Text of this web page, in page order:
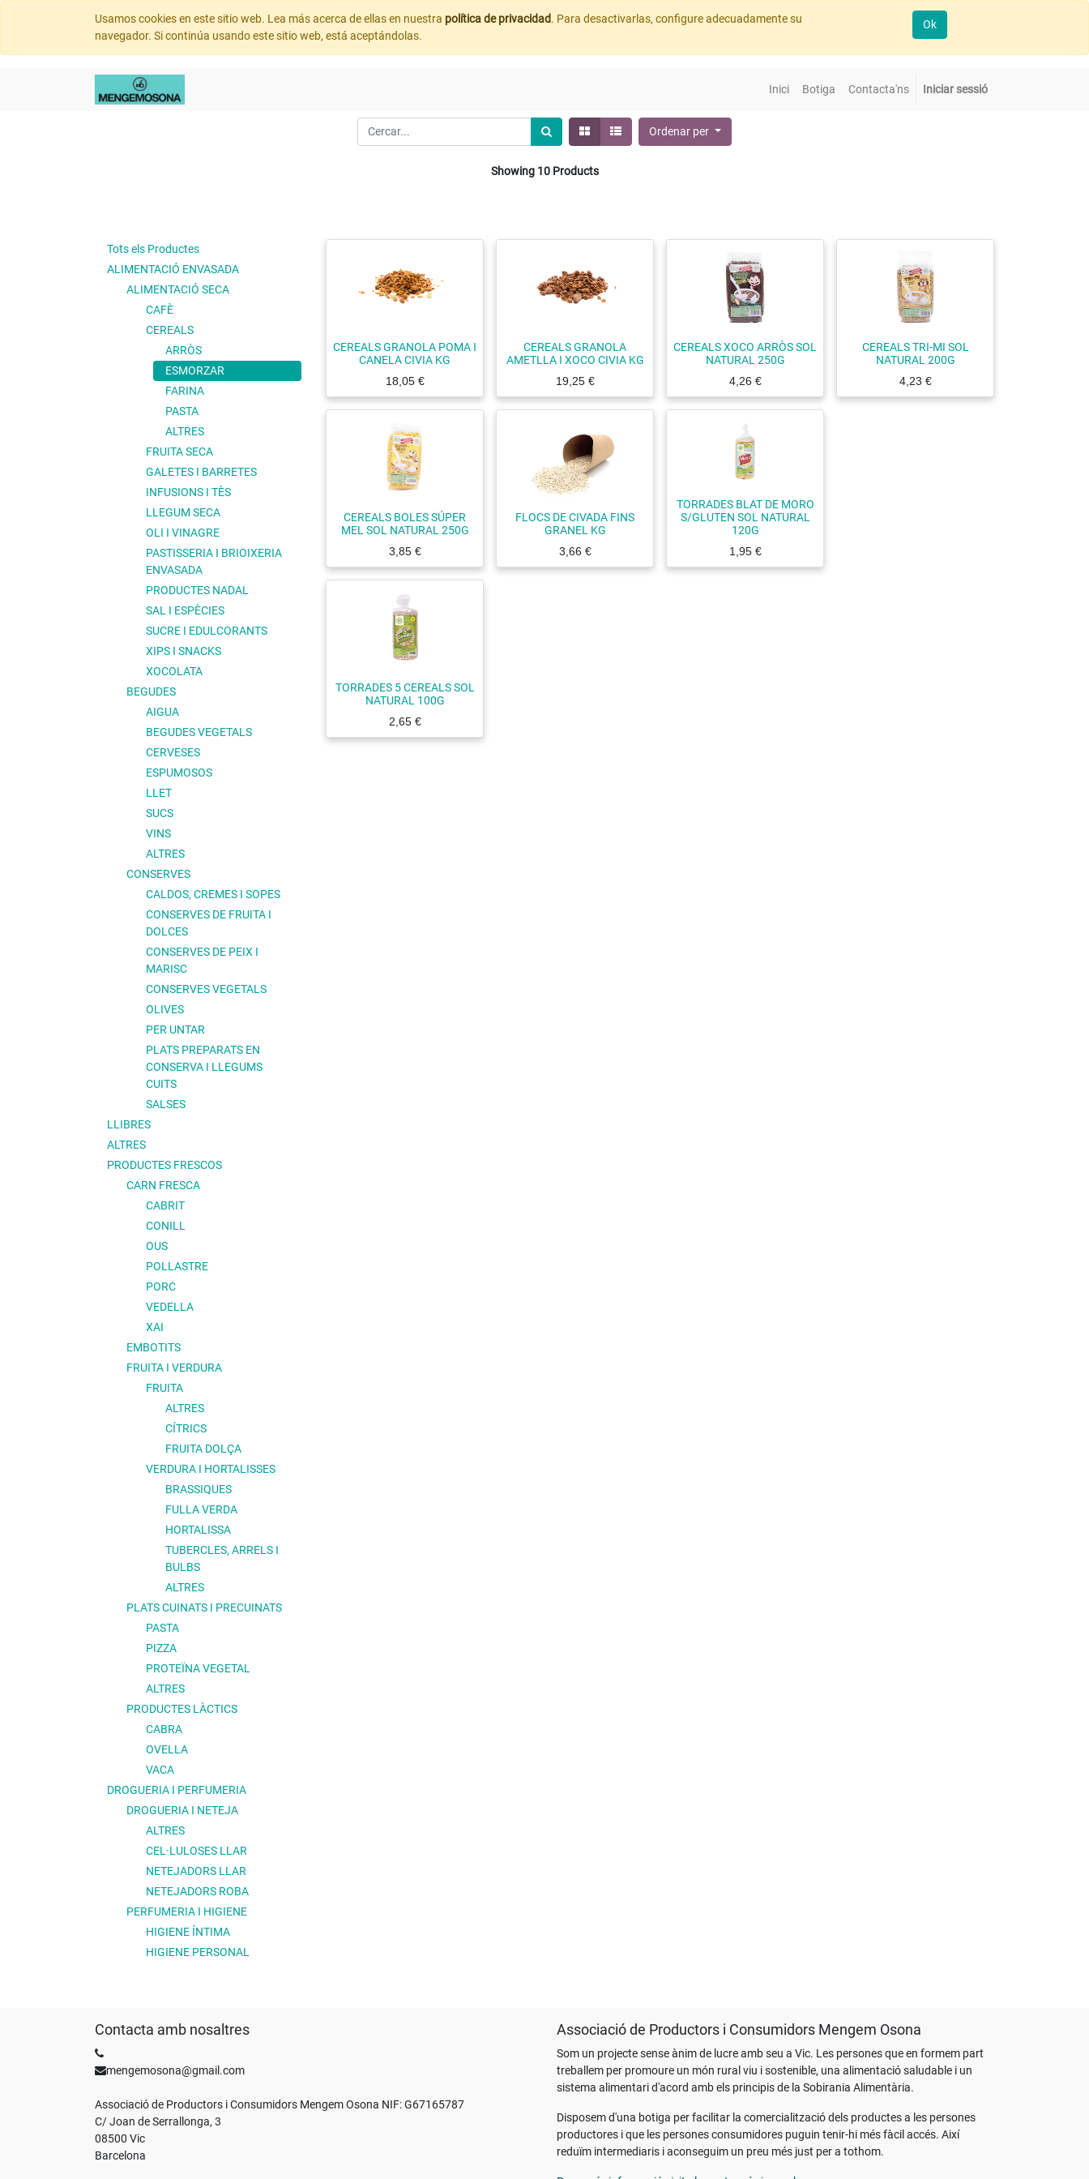
Usamos cookies en este sitio web. Lea más acerca de ellas en nuestra política de privacidad. Para desactivarlas, configure adecuadamente su
navegador. Si continúa usando este sitio web, está aceptándolas.
Ok
Inici Botiga Contacta'ns Iniciar sessió
Ordenar per
Showing 10 Products
Tots els Productes
ALIMENTACIÓ ENVASADA
ALIMENTACIÓ SECA
CAFÈ
CEREALS
ARRÒS
ESMORZAR
FARINA
PASTA
ALTRES
FRUITA SECA
GALETES I BARRETES
INFUSIONS I TÈS
LLEGUM SECA
OLI I VINAGRE
PASTISSERIA I BRIOIXERIA
ENVASADA
PRODUCTES NADAL
SAL I ESPÈCIES
SUCRE I EDULCORANTS
XIPS I SNACKS
XOCOLATA
BEGUDES
AIGUA
BEGUDES VEGETALS
CERVESES
ESPUMOSOS
LLET
SUCS
VINS
ALTRES
CONSERVES
CALDOS, CREMES I SOPES
CONSERVES DE FRUITA I
DOLCES
CONSERVES DE PEIX I
MARISC
CONSERVES VEGETALS
OLIVES
PER UNTAR
PLATS PREPARATS EN
CONSERVA I LLEGUMS
CUITS
SALSES
LLIBRES
ALTRES
PRODUCTES FRESCOS
CARN FRESCA
CABRIT
CONILL
OUS
POLLASTRE
PORC
VEDELLA
XAI
EMBOTITS
FRUITA I VERDURA
FRUITA
ALTRES
CÍTRICS
FRUITA DOLÇA
VERDURA I HORTALISSES
BRASSIQUES
FULLA VERDA
HORTALISSA
TUBERCLES, ARRELS I
BULBS
ALTRES
PLATS CUINATS I PRECUINATS
PASTA
PIZZA
PROTEÏNA VEGETAL
ALTRES
PRODUCTES LÀCTICS
CABRA
OVELLA
VACA
DROGUERIA I PERFUMERIA
DROGUERIA I NETEJA
ALTRES
CEL·LULOSES LLAR
NETEJADORS LLAR
NETEJADORS ROBA
PERFUMERIA I HIGIENE
HIGIENE ÍNTIMA
HIGIENE PERSONAL
CEREALS GRANOLA POMA I
CANELA CIVIA KG
18,05€
CEREALS GRANOLA
AMETLLA I XOCO CIVIA KG
19,25€
CEREALS XOCO ARRÒS SOL
NATURAL 250G
4,26 €
CEREALS TRI-MI SOL
NATURAL 200G
4,23 €
CEREALS BOLES SÚPER
MEL SOL NATURAL 250G
3,85€
FLOCS DE CIVADA FINS
GRANEL KG
3,66 €
TORRADES BLAT DE MORO
S/GLUTEN SOL NATURAL
120G
1,95€
TORRADES 5 CEREALS SOL
NATURAL 100G
2,65€
Contacta amb nosaltres
mengemosona@gmail.com
Associació de Productors i Consumidors Mengem Osona NIF: G67165787
C/ Joan de Serrallonga, 3
08500 Vic
Barcelona
Associació de Productors i Consumidors Mengem Osona
Som un projecte sense ànim de lucre amb seu a Vic. Les persones que en formem part
treballem per promoure un món rural viu i sostenible, una alimentació saludable i un
sistema alimentari d'acord amb els principis de la Sobirania Alimentària.
Disposem d'una botiga per facilitar la comercialització dels productes a les persones
productores i que les persones consumidores puguin tenir-hi més fàcil accés. Així
reduïm intermediaris i aconseguim un preu més just per a tothom.